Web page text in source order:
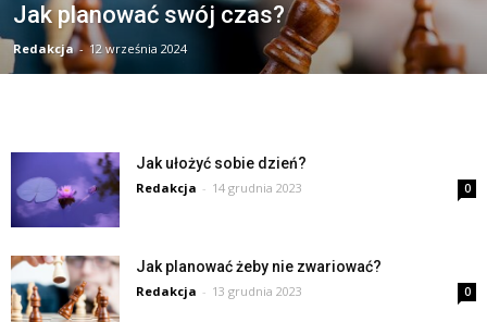
Jak planować swój czas?
Redakcja - 12 września 2024
Jak ułożyć sobie dzień?
Redakcja - 14 grudnia 2023 0
Jak planować żeby nie zwariować?
Redakcja - 13 grudnia 2023 0